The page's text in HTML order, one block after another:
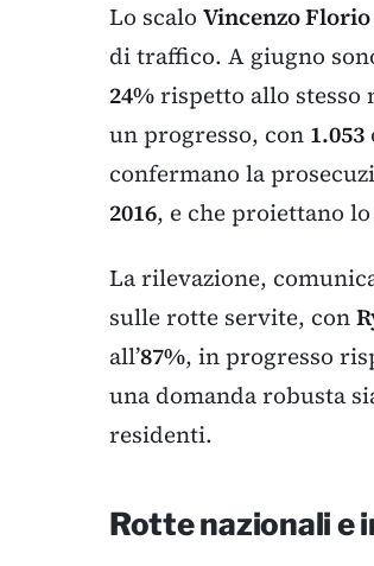
Lo scalo Vincenzo
di traffico. A giugno
24%rispetto allo stesso
un progresso, con 1.053
confermano la
2016, e che proiettano
La rilevazione,
sulle rotte servite, con
all’87%, in progresso
una domanda robusta
residenti.
Rotte nazionali e